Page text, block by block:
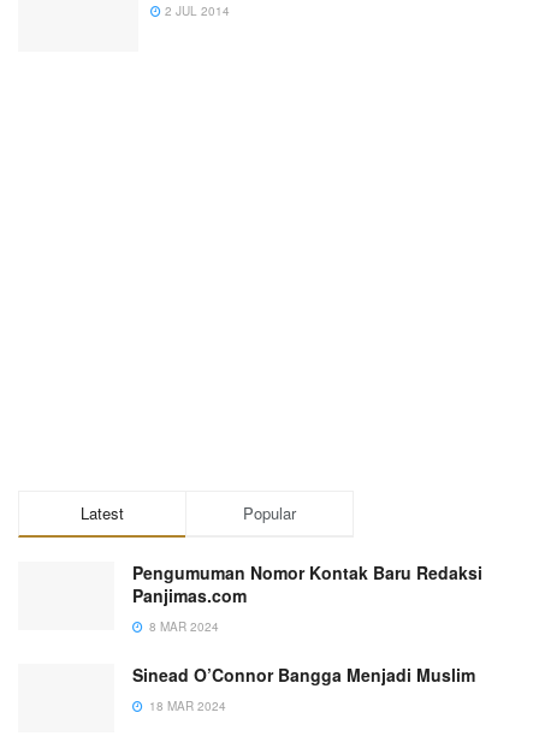
2 JUL 2014
Latest Popular
Pengumuman Nomor Kontak Baru Redaksi
Panjimas.com
8 MAR 2024
Sinead O’Connor Bangga Menjadi Muslim
18 MAR 2024